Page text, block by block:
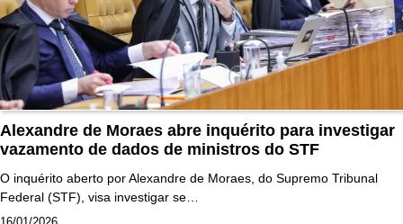
Alexandre de Moraes abre inquérito para investigar
vazamento de dados de ministros do STF
O inquérito aberto por Alexandre de Moraes, do Supremo Tribunal
Federal (STF), visa investigar se…